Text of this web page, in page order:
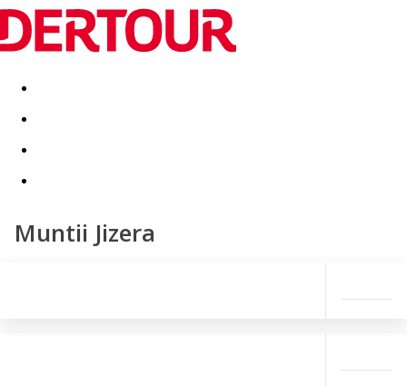
Destinatii Vacanta perfecta OFERTE DE NERATAT
Muntii Jizera